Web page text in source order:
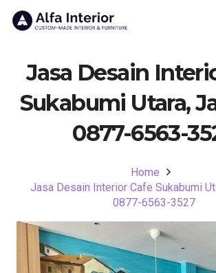
Jasa Desain
Sukabumi Utara,
0877-6563-
Home
Jasa Desain Interior Cafe Sukabumi
0877-6563-3527